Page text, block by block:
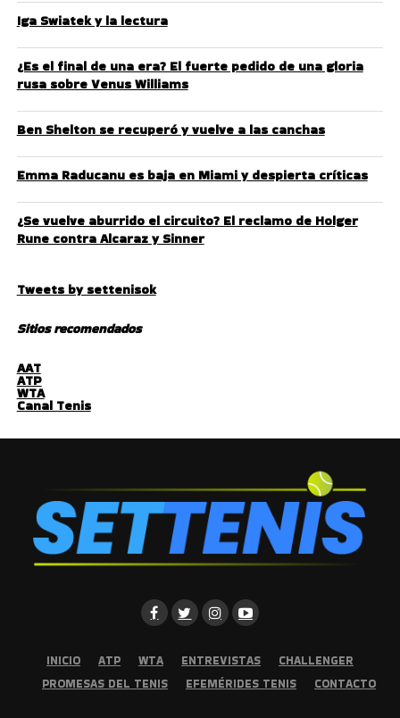
Iga Swiatek y la lectura
¿Es el final de una era? El fuerte pedido de una gloria
rusa sobre Venus Williams
Ben Shelton se recuperó y vuelve a las canchas
Emma Raducanu es baja en Miami y despierta críticas
¿Se vuelve aburrido el circuito? El reclamo de Holger
Rune contra Alcaraz y Sinner
Tweets by settenisok
Sitios recomendados
AAT
ATP
WTA
Canal Tenis
INICIO ATP WTA ENTREVISTAS
CHALLENGER
PROMESAS DEL TENIS
EFEMÉRIDES TENIS CONTACTO